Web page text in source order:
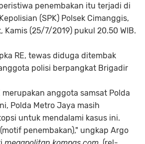
penembakan itu terjadi di
(SPK) Polsek Cimanggis,
Kamis (25/7/2019) pukul 20.50 WIB.
RE, tewas diduga ditembak
polisi berpangkat Brigadir
merupakan anggota samsat Polda
Polda Metro Jaya masih
untuk mendalami kasus ini.
penembakan)," ungkap Argo